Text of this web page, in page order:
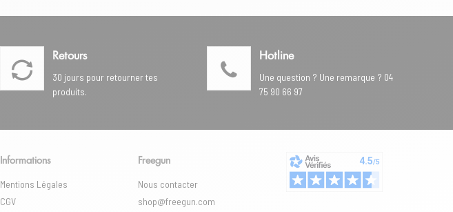
Retours
30 jours pour retourner tes
produits.
Hotline
Une question ? Une remarque ? 04
75 90 66 97
Informations
Mentions Légales
CGV
Freegun
Nous contacter
shop@freegun.com